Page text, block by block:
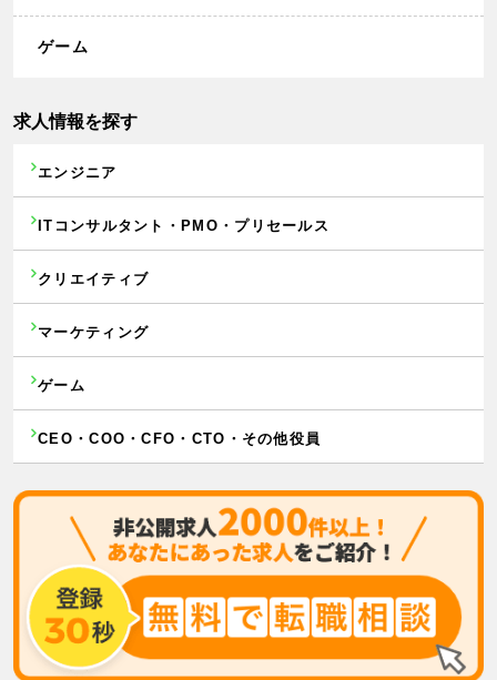
ゲーム
求人情報を探す
エンジニア
ITコンサルタント・PMO・プリセールス
クリエイティブ
マーケティング
ゲーム
CEO・COO・CFO・CTO・その他役員